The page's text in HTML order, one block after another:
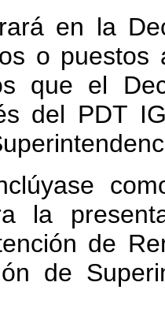
en la
o
que el
del PDT
la
de
de